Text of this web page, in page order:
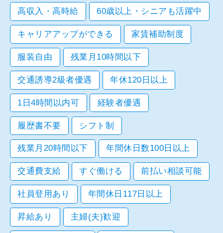
高収入・高時給 60歳以上・シニアも活躍中
キャリアアップができる 家賃補助制度
服装自由 残業月10時間以下
交通誘導2級者優遇 年休120日以上
1日4時間以内可 経験者優遇
履歴書不要 シフト制
残業月20時間以下 年間休日数100日以上
交通費支給 すぐ働ける 前払い相談可能
社員登用あり 年間休日117日以上
昇給あり 主婦(夫)歓迎